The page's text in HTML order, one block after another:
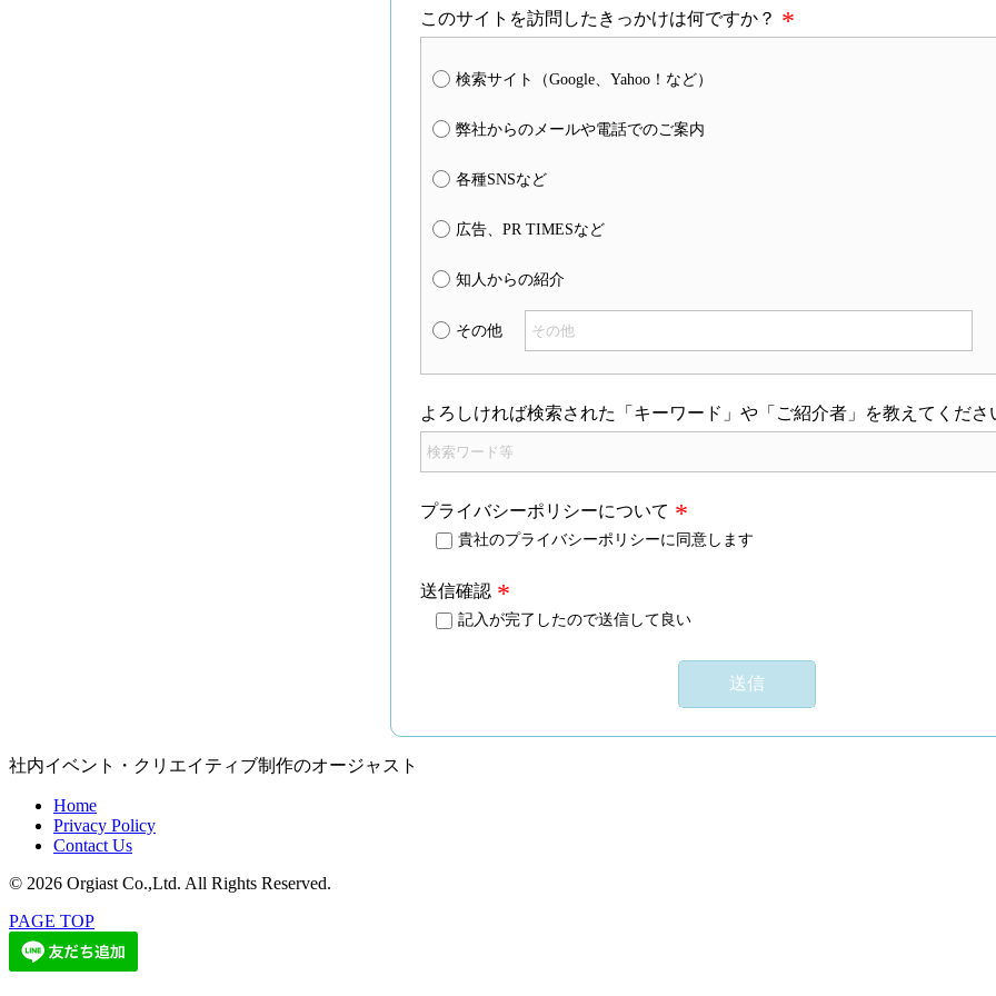
このサイトを訪問したきっかけは何ですか？
検索サイト（Google、Yahoo！など）
弊社からのメールや電話でのご案内
各種SNSなど
広告、PR TIMESなど
知人からの紹介
その他
よろしければ検索された「キーワード」や「ご紹介者」を教えてくださ
プライバシーポリシーについて
貴社のプライバシーポリシーに同意します
送信確認
記入が完了したので送信して良い
社内イベント・クリエイティブ制作のオージャスト
Home
Privacy Policy
Contact Us
© 2026 Orgiast Co.,Ltd. All Rights Reserved.
PAGE TOP